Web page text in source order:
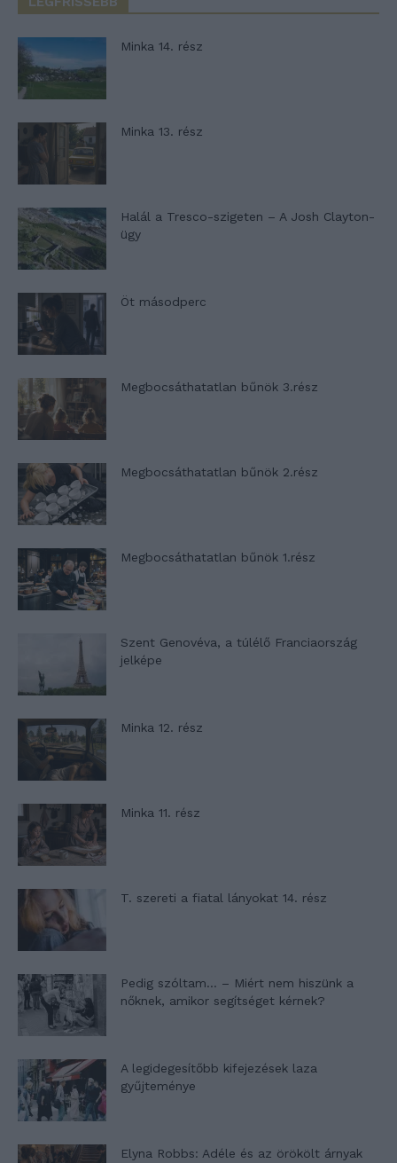
Minka 14. rész
Minka 13. rész
Halál a Tresco-szigeten – A Josh Clayton-
ügy
Öt másodperc
Megbocsáthatatlan bűnök 3.rész
Megbocsáthatatlan bűnök 2.rész
Megbocsáthatatlan bűnök 1.rész
Szent Genovéva, a túlélő Franciaország
jelképe
Minka 12. rész
Minka 11. rész
T. szereti a fiatal lányokat 14. rész
Pedig szóltam… – Miért nem hiszünk a
nőknek, amikor segítséget kérnek?
A legidegesítőbb kifejezések laza
gyűjteménye
Elyna Robbs: Adéle és az örökölt árnyak